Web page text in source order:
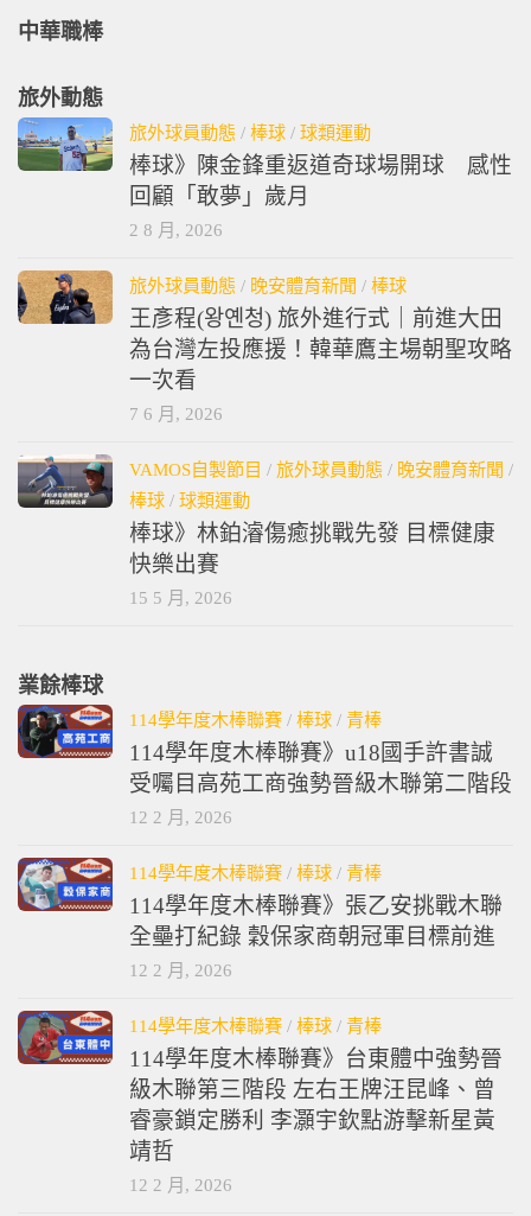
中華職棒
旅外動態
旅外球員動態 / 棒球 / 球類運動
棒球》陳金鋒重返道奇球場開球 感性
回顧「敢夢」歲月
2 8 月, 2026
旅外球員動態 / 晚安體育新聞 / 棒球
王彥程(왕옌청) 旅外進行式｜前進大田
為台灣左投應援！韓華鷹主場朝聖攻略
一次看
7 6 月, 2026
VAMOS自製節目 / 旅外球員動態 / 晚安體育新聞 /
棒球 / 球類運動
棒球》林鉑濬傷癒挑戰先發 目標健康
快樂出賽
15 5 月, 2026
業餘棒球
114學年度木棒聯賽 / 棒球 / 青棒
114學年度木棒聯賽》u18國手許書誠
受囑目高苑工商強勢晉級木聯第二階段
12 2 月, 2026
114學年度木棒聯賽 / 棒球 / 青棒
114學年度木棒聯賽》張乙安挑戰木聯
全壘打紀錄 穀保家商朝冠軍目標前進
12 2 月, 2026
114學年度木棒聯賽 / 棒球 / 青棒
114學年度木棒聯賽》台東體中強勢晉
級木聯第三階段 左右王牌汪昆峰、曾
睿豪鎖定勝利 李灝宇欽點游擊新星黃
靖哲
12 2 月, 2026